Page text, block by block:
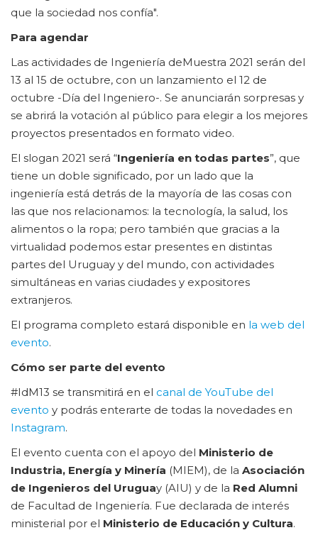
que la sociedad nos confía".
Para agendar
Las actividades de Ingeniería deMuestra 2021 serán del
13 al 15 de octubre, con un lanzamiento el 12 de
octubre -Día del Ingeniero-. Se anunciarán sorpresas y
se abrirá la votación al público para elegir a los mejores
proyectos presentados en formato video.
El slogan 2021 será “Ingeniería en todas partes”, que
tiene un doble significado, por un lado que la
ingeniería está detrás de la mayoría de las cosas con
las que nos relacionamos: la tecnología, la salud, los
alimentos o la ropa; pero también que gracias a la
virtualidad podemos estar presentes en distintas
partes del Uruguay y del mundo, con actividades
simultáneas en varias ciudades y expositores
extranjeros.
El programa completo estará disponible en la web del
evento.
Cómo ser parte del evento
#IdM13 se transmitirá en el canal de YouTube del
evento y podrás enterarte de todas la novedades en
Instagram.
El evento cuenta con el apoyo del Ministerio de
Industria, Energía y Minería (MIEM), de la Asociación
de Ingenieros del Uruguay (AIU) y de la Red Alumni
de Facultad de Ingeniería. Fue declarada de interés
ministerial por el Ministerio de Educación y Cultura.